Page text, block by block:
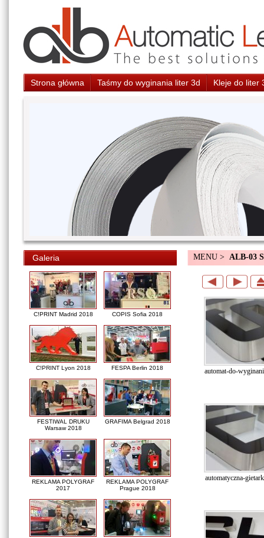
Strona główna Taśmy do wyginania liter 3d Kleje do liter
Galeria
C!PRINT Madrid 2018 COPIS Sofia 2018
C!PRINT Lyon 2018 FESPA Berlin 2018
FESTIWAL DRUKU
Warsaw 2018
GRAFIMA Belgrad 2018
REKLAMA POLYGRAF
2017
REKLAMA POLYGRAF
Prague 2018
MENU > ALB-03
automat-do-
automatyczna-